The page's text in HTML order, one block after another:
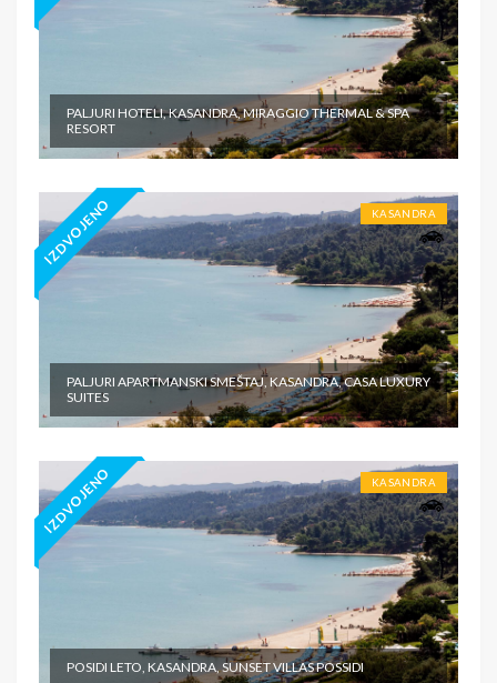
PALJURI HOTELI, KASANDRA, MIRAGGIO THERMAL & SPA
RESORT
IZDVOJENO KASANDRA
PALJURI APARTMANSKI SMEŠTAJ, KASANDRA, CASA LUXURY
SUITES
IZDVOJENO KASANDRA
POSIDI LETO, KASANDRA, SUNSET VILLAS POSSIDI